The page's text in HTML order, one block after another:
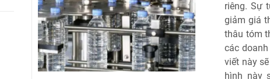
riêng. Sự
giảm giá
thâu tóm
các
viết này
hình này